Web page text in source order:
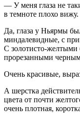
— У меня глаза не
в темноте плохо вижу.
Да, глаза у Ньярмы
миндалевидные, с
С золотисто-желтыми
прорезанными
Очень красивые,
А шерстка
цвета от почти
очень плотная,